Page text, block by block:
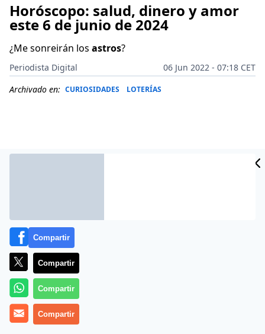
Horóscopo: salud, dinero y amor
este 6 de junio de 2024
¿Me sonreirán los astros?
Periodista Digital
06 Jun 2022 - 07:18 CET
Archivado en: CURIOSIDADES LOTERÍAS
Más información
Compartir
Compartir
Compartir
Compartir